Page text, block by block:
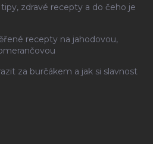
zdravé recepty a do čeho je
recepty na jahodovou,
za burčákem a jak si slavnost